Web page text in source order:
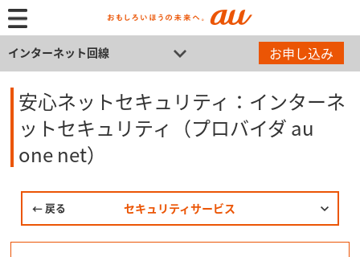
インターネット回線 お申し込み
安心ネットセキュリティ：インターネ
ットセキュリティ（プロバイダ au
one net）
戻る セキュリティサービス